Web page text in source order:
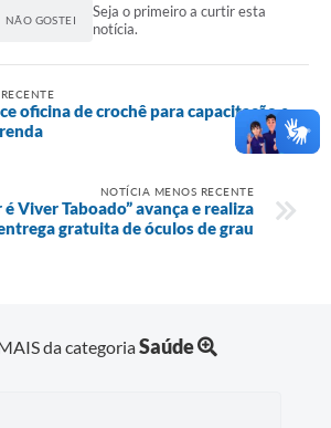
NÃO GOSTEI
Seja o primeiro a curtir esta
notícia.
oficina de crochê para capacitação e
NOTÍCIA MENOS RECENTE
Viver Taboado” avança e realiza
gratuita de óculos de grau
da categoriaSaúde